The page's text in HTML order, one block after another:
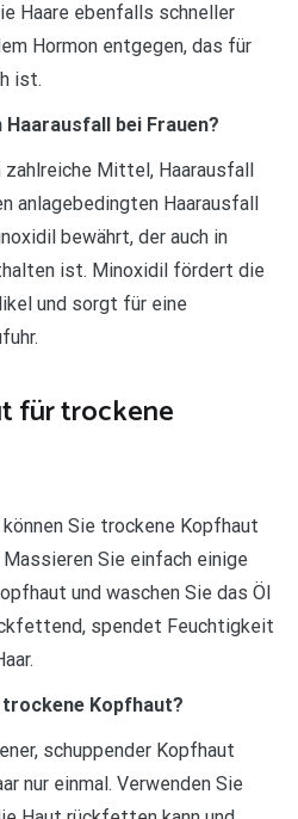
Haare ebenfalls schneller
Hormon entgegen, das für
ist.
bei Frauen?
Mittel, Haarausfall
anlagebedingten Haarausfall
bewährt, der auch in
ist. Minoxidil fördert die
und sorgt für eine
für trockene
Sie trockene Kopfhaut
Sie einfach einige
und waschen Sie das Öl
spendet Feuchtigkeit
Kopfhaut?
schuppender Kopfhaut
nur einmal. Verwenden Sie